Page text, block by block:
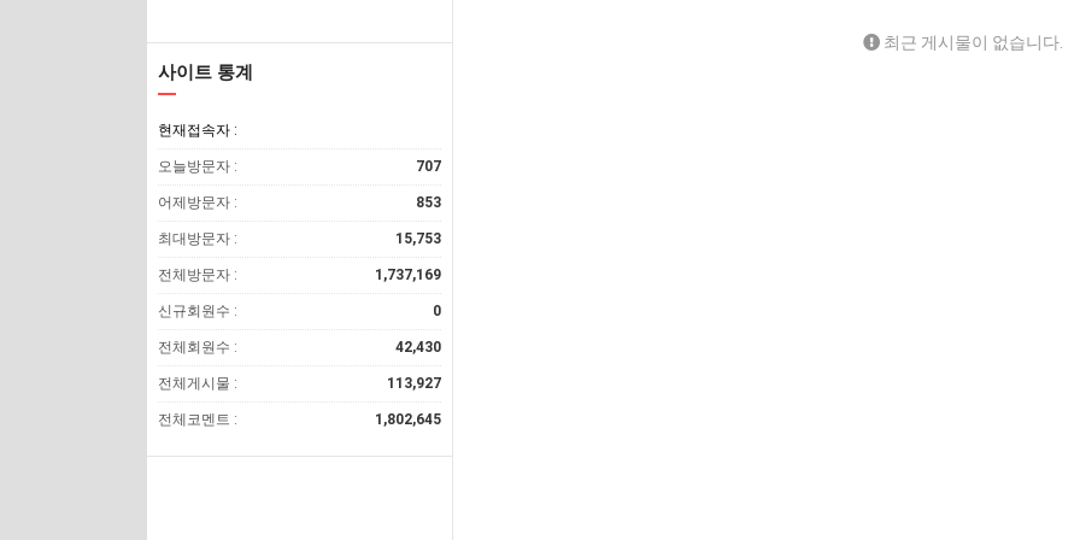
사이트 통계
현재접속자 :
오늘방문자 : 707
어제방문자 : 853
최대방문자 : 15,753
전체방문자 : 1,737,169
신규회원수 : 0
전체회원수 : 42,430
전체게시물 : 113,927
전체코멘트 : 1,802,645
최근 게시물이 없습니다.